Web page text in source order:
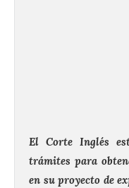
El Corte Inglés
trámites para
en su proyecto de